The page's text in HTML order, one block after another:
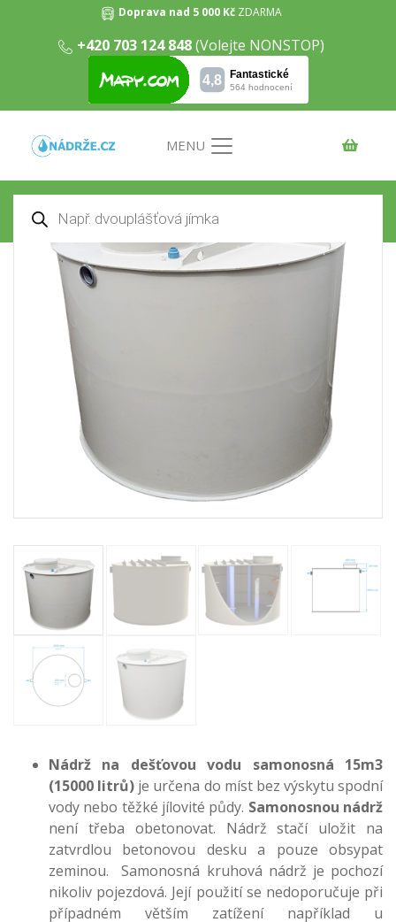
Doprava nad 5 000 Kč ZDARMA
+420 703 124 848(Volejte NONSTOP)
MENU
Products
search
Samonosná kruhová nádrž na
dešťovou vodu 15m3
Domů/Nádrže na dešťovou vodu/ Samonosná
kruhová nádrž na dešťovou vodu 15m3
Nádrž na dešťovou vodu samonosná 15m3
(15000 litrů) je určena do míst bez výskytu spodní
vody nebo těžké jílovité půdy. Samonosnou nádrž
není třeba obetonovat. Nádrž stačí uložit na
zatvrdlou betonovou desku a pouze obsypat
zeminou. Samonosná kruhová nádrž je pochozí
nikoliv pojezdová. Její použití se nedoporučuje při
případném větším zatížení například u